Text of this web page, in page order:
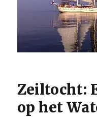
Zeiltocht:
op het